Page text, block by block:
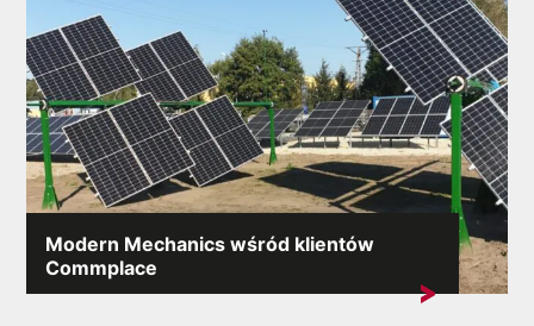
Modern Mechanics wśród klientów
Commplace
Do grona naszych klientów dołączyła kolejna firma z